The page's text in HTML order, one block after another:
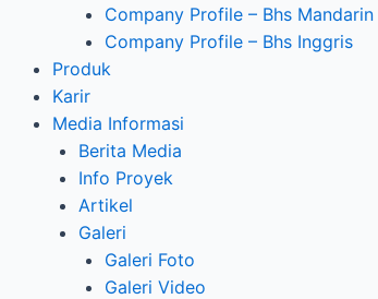
Company Profile – Bhs Mandarin
Company Profile – Bhs Inggris
Produk
Karir
Media Informasi
Berita Media
Info Proyek
Artikel
Galeri
Galeri Foto
Galeri Video